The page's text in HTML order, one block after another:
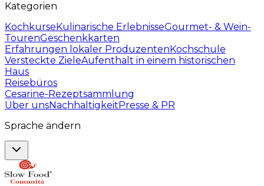
Kategorien
KochkurseKulinarische ErlebnisseGourmet- & Wein-
TourenGeschenkkarten
Erfahrungen lokaler ProduzentenKochschule
Versteckte ZieleAufenthalt in einem historischen
Haus
Reisebüros
Cesarine-Rezeptsammlung
Über unsNachhaltigkeitPresse & PR
Sprache ändern